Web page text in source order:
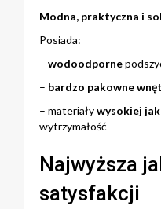
Modna, praktyczna i
Posiada:
– wodoodporne
– bardzo pakowne
– materiaływysokiej
wytrzymałość
Najwyższa
satysfakcji